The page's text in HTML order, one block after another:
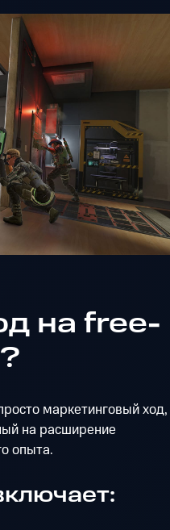
на free-
маркетинговый ход,
на расширение
опыта.